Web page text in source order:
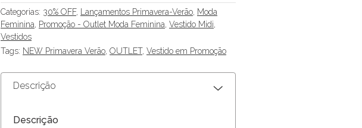
Categorias: 30% OFF, Lançamentos Primavera-Verão, Moda
Feminina, Promoção - Outlet Moda Feminina, Vestido Midi,
Vestidos
Tags: NEW Primavera Verão, OUTLET, Vestido em Promoção
Descrição
Descrição